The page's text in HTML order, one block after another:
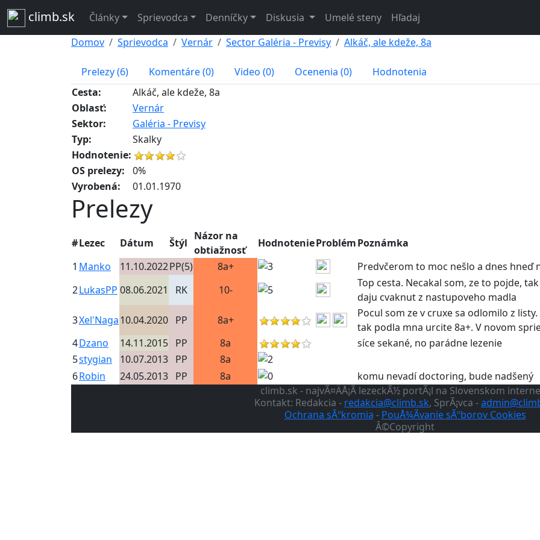
climb.sk Články Sprievodca Denníčky Diskusia Umelé steny Hľadaj
Domov
Sprievodca Vernár Sector Galéria - Previsy Alkáč, ale kdeže, 8a
Prelezy (6) Komentáre (0) Video (0) Ocenenia (0)
Hodnotenia
Cesta:
Alkáč, ale kdeže, 8a
Oblasť:
Vernár
Sektor:
Galéria - Previsy
Typ:
Skalky
Hodnotenie:
OS prelezy:
0%
Vyrobená:
01.01.1970
Prelezy
#Lezec Dátum Štýl
Názor na
obtiažnosť
HodnotenieProblémPoznámka
1 Manko 11.10.2022PP(5) 8a+
Predvčerom to moc nešlo a dnes hneď
2LukasPP 08.06.2021 RK 10-
Top cesta. Necakal som, ze to pojde,
daju cvaknut z nastupoveho madla
3Xel'Naga10.04.2020 PP 8a+
Pocul som ze v cruxe sa odlomilo z
tak podla mna urcite 8a+. V novom
4Dzano 14.11.2015 PP 8a
síce sekané, no parádne lezenie
5stygian 10.07.2013 PP
8a
6Robin 24.05.2013 PP 8a
komu nevadí doctoring, bude nadšený
climb.sk - najvÃ¤ÄÅ¡Ã­ lezeckÃ½ portÃ¡l na Slovenskom
Kontakt: Redakcia - redakcia@climb.sk, SprÃ¡vca -
Ochrana sÃºkromia - PouÅ¾Ã­vanie sÃºborov Cookies
Â©Copyright